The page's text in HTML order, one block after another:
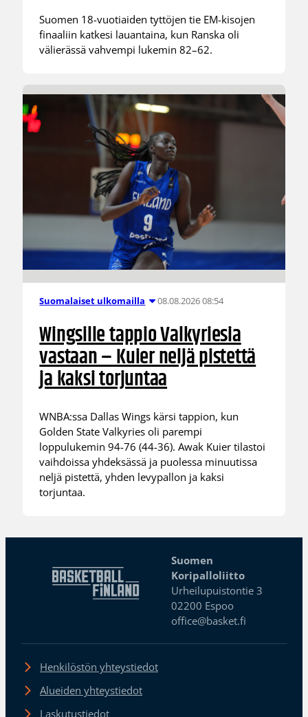
Suomen 18-vuotiaiden tyttöjen tie EM-kisojen
finaaliin katkesi lauantaina, kun Ranska oli
välierässä vahvempi lukemin 82–62.
Suomalaiset ulkomailla 08.08.2026 08:54
Wingsille tappio Valkyriesia
vastaan – Kuier neljä pistettä
ja kaksi torjuntaa
WNBA:ssa Dallas Wings kärsi tappion, kun
Golden State Valkyries oli parempi
loppulukemin 94-76 (44-36). Awak Kuier tilastoi
vaihdoissa yhdeksässä ja puolessa minuutissa
neljä pistettä, yhden levypallon ja kaksi
torjuntaa.
Suomen
Koripalloliitto
Urheilupuistontie 3
02200 Espoo
office@basket.fi
Henkilöstön yhteystiedot
Alueiden yhteystiedot
Laskutustiedot